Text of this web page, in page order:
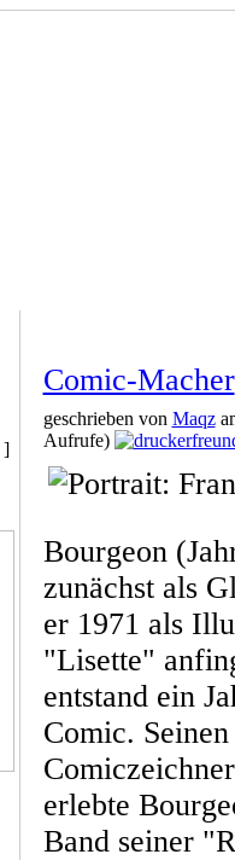
]
Comic-Macher
geschrieben von Maqz
Aufrufe)
Bourgeon
zunächst als
er 1971 als
"Lisette"
entstand ein
Comic.
Comiczeichner
erlebte
Band seiner